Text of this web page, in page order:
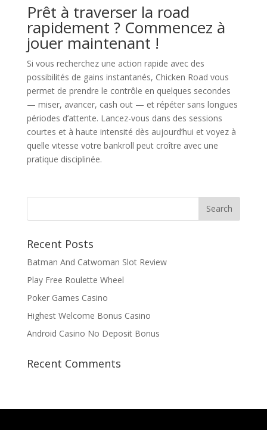
Prêt à traverser la road
rapidement ? Commencez à
jouer maintenant !
Si vous recherchez une action rapide avec des
possibilités de gains instantanés, Chicken Road vous
permet de prendre le contrôle en quelques secondes
— miser, avancer, cash out — et répéter sans longues
périodes d’attente. Lancez-vous dans des sessions
courtes et à haute intensité dès aujourd’hui et voyez à
quelle vitesse votre bankroll peut croître avec une
pratique disciplinée.
Recent Posts
Batman And Catwoman Slot Review
Play Free Roulette Wheel
Poker Games Casino
Highest Welcome Bonus Casino
Android Casino No Deposit Bonus
Recent Comments